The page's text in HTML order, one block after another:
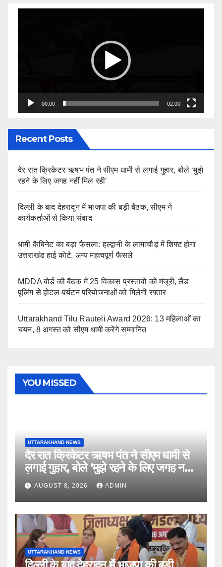
00:00 02:00
Recent Posts
देर रात क्रिकेटर ऋषभ पंत ने सीएम धामी से लगाई गुहार, बोले ‘मुझे
रहने के लिए जगह नहीं मिल रही’
दिल्ली के बाद देहरादून में भाजपा की बड़ी बैठक, सीएम ने
कार्यकर्ताओं से किया संवाद
धामी कैबिनेट का बड़ा फैसला: हल्द्वानी के लामाचौड़ में शिफ्ट होगा
उत्तराखंड हाई कोर्ट, अन्य महत्वपूर्ण फैसले
MDDA बोर्ड की बैठक में 25 विकास प्रस्तावों को मंजूरी, लैंड
पूलिंग से होटल-पर्यटन परियोजनाओं को मिलेगी रफ्तार
Uttarakhand Tilu Rauteli Award 2026: 13 महिलाओं का
चयन, 8 अगस्त को सीएम धामी करेंगे सम्मानित
YOU MISSED
UTTARAKHAND NEWS
देर रात क्रिकेटर ऋषभ पंत ने सीएम धामी से
लगाई गुहार, बोले ‘मुझे रहने के लिए जगह नहीं
मिल रही’
AUGUST 8, 2026 ADMIN
UTTARAKHAND NEWS